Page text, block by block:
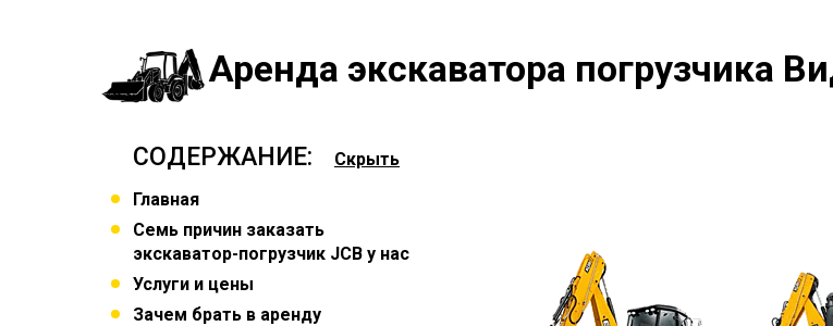
Аренда экскаватора погрузчика
СОДЕРЖАНИЕ:
Скрыть
Главная
Семь причин заказать
экскаватор-погрузчик JCB у нас
Услуги и цены
Зачем брать в аренду